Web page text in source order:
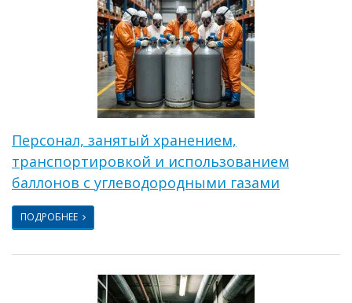
Персонал, занятый хранением,
транспортировкой и использованием
баллонов с углеводородными газами
ПОДРОБНЕЕ